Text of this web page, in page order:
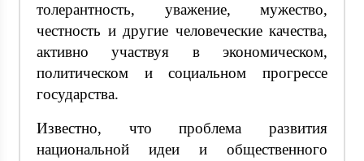
толерантность, уважение, мужество,
честность и другие человеческие качества,
активно участвуя в экономическом,
политическом и социальном прогрессе
государства.
Известно, что проблема развития
национальной идеи и общественного